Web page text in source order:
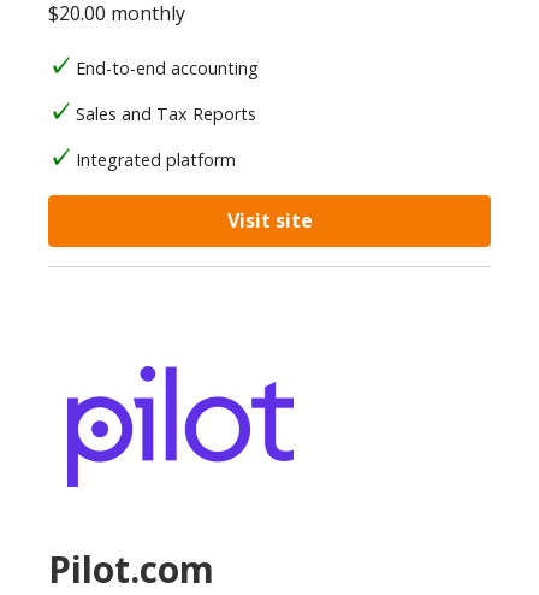
$20.00 monthly
End-to-end accounting
Sales and Tax Reports
Integrated platform
Visit site
Pilot.com